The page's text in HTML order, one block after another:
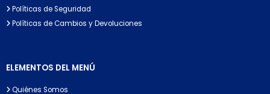
Políticas de Seguridad
Políticas de Cambios y Devoluciones
ELEMENTOS DEL MENÚ
Quiénes Somos